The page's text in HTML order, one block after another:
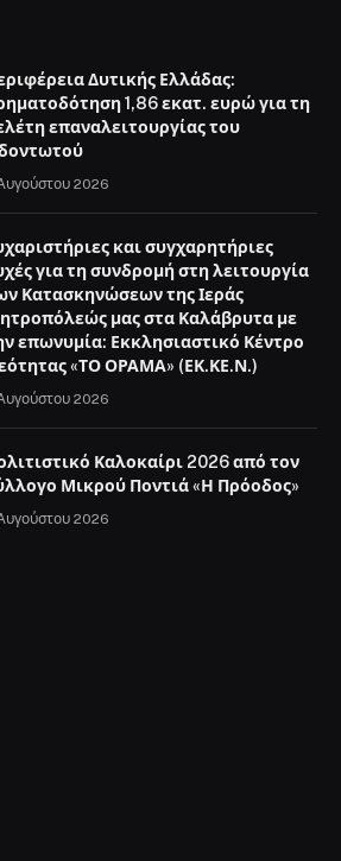
Δυτικής Ελλάδας:
1,86 εκατ. ευρώ για τη
επαναλειτουργίας του
2026
και συγχαρητήριες
για τη συνδρομή στη λειτουργία
Κατασκηνώσεων της Ιεράς
μας στα Καλάβρυτα με
επωνυμία: Εκκλησιαστικό Κέντρο
«ΤΟ ΟΡΑΜΑ» (ΕΚ.ΚΕ.Ν.)
2026
Καλοκαίρι 2026 από τον
Μικρού Ποντιά «Η Πρόοδος»
2026